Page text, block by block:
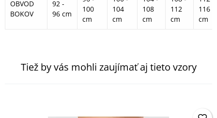
OBVOD
BOKOV
92 -
96 cm
100
cm
104
cm
108
cm
112
cm
116
cm
Tiež by vás mohli zaujímať aj tieto vzory